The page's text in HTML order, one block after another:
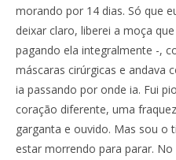
morando por 14 dias. Só que
deixar claro, liberei a moça
pagando ela integralmente -,
máscaras cirúrgicas e andava
ia passando por onde ia. Fui
coração diferente, uma
garganta e ouvido. Mas sou o
estar morrendo para parar.